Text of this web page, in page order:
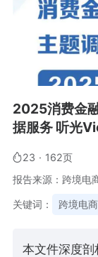
2025消费金
据服务 听光
23 · 162页
报告来源：跨境电
关键词： 跨境电商
本文件深度